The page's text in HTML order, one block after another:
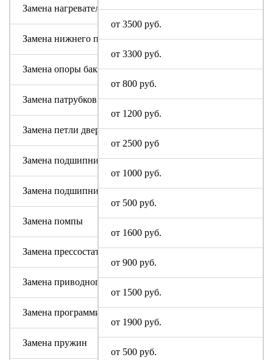
от 3500 руб.
от 3300 руб.
от 800 руб.
от 1200 руб.
от 2500 руб
от 1000 руб.
от 500 руб.
от 1600 руб.
от 900 руб.
от 1500 руб.
от 1900 руб.
от 500 руб.
Замена нагревательного элемента (тена)
Замена нижнего противовеса
Замена опоры бака
Замена патрубков (сливных, заливных)
Замена петли дверцы
Замена подшипника
Замена подшипникового узла
Замена помпы
Замена прессостата (датчика уровня)
Замена приводного ремня Диджитал
Замена программируемого модуля на новый
Замена пружин